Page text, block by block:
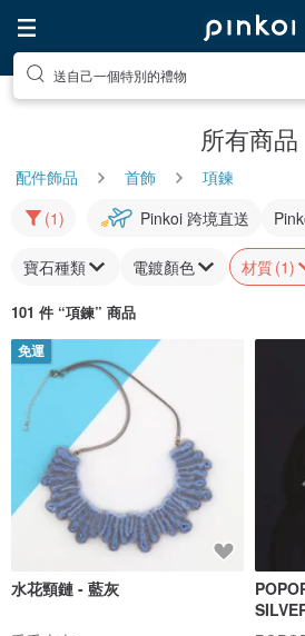
送自己一個特別的禮物
所有商品
配件飾品 首飾
項鍊
(1)
Pinkoi 跨境直送
寶石種類 電鍍顏色 材質(1)
101 件 “項鍊” 商品
免運
水花頸鏈 - 藍灰